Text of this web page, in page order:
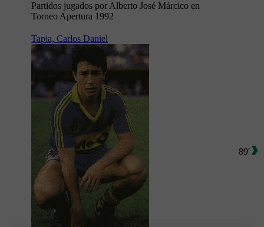
Partidos jugados por Alberto José Márcico en
Torneo Apertura 1992
Tapia, Carlos Daniel
89'